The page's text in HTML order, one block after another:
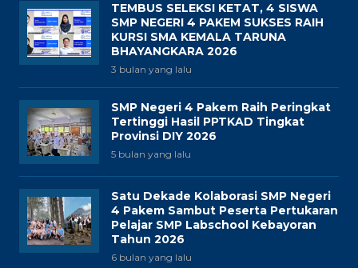
TEMBUS SELEKSI KETAT, 4 SISWA
SMP NEGERI 4 PAKEM SUKSES RAIH
KURSI SMA KEMALA TARUNA
BHAYANGKARA 2026
3 bulan yang lalu
SMP Negeri 4 Pakem Raih Peringkat
Tertinggi Hasil PPTKAD Tingkat
Provinsi DIY 2026
5 bulan yang lalu
Satu Dekade Kolaborasi SMP Negeri
4 Pakem Sambut Peserta Pertukaran
Pelajar SMP Labschool Kebayoran
Tahun 2026
6 bulan yang lalu